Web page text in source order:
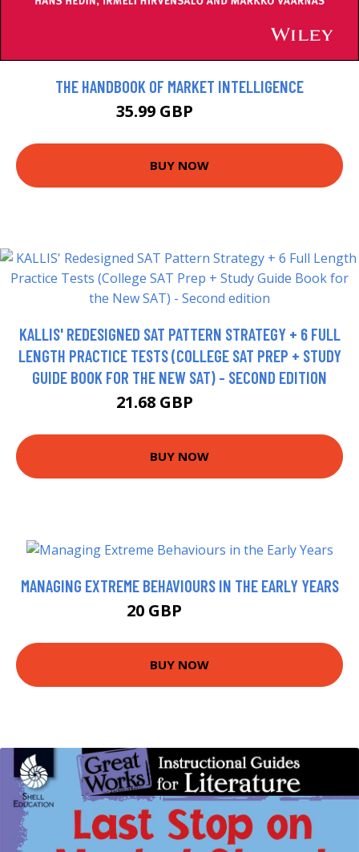
THE HANDBOOK OF MARKET INTELLIGENCE
35.99 GBP
BUY NOW
KALLIS' REDESIGNED SAT PATTERN STRATEGY + 6 FULL
LENGTH PRACTICE TESTS (COLLEGE SAT PREP + STUDY
GUIDE BOOK FOR THE NEW SAT) - SECOND EDITION
21.68 GBP
BUY NOW
MANAGING EXTREME BEHAVIOURS IN THE EARLY YEARS
20 GBP
BUY NOW